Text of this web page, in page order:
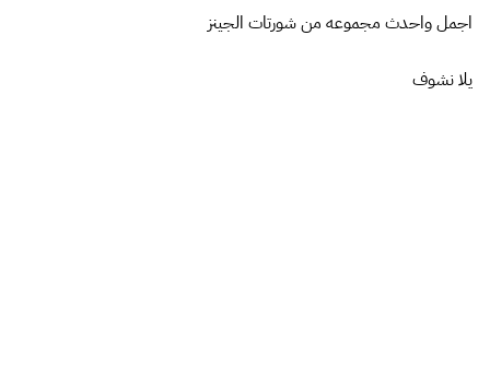
اجمل واحدث مجموعه من شورتات الجينز
يلا نشوف